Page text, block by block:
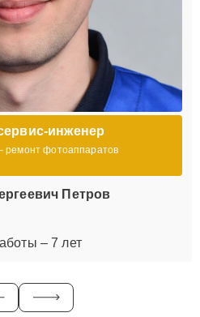
инженер
ремонт фотоаппаратов
Петров
– 7 лет